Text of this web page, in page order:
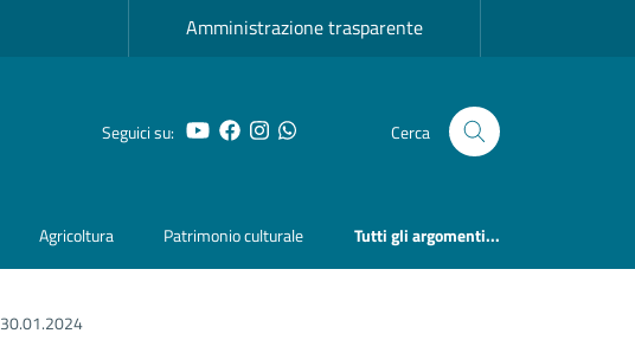
Amministrazione trasparente
Seguici su: YouTube
Facebook
Instagram
Whatsapp Cerca
Agricoltura Patrimonio culturale Tutti gli argomenti...